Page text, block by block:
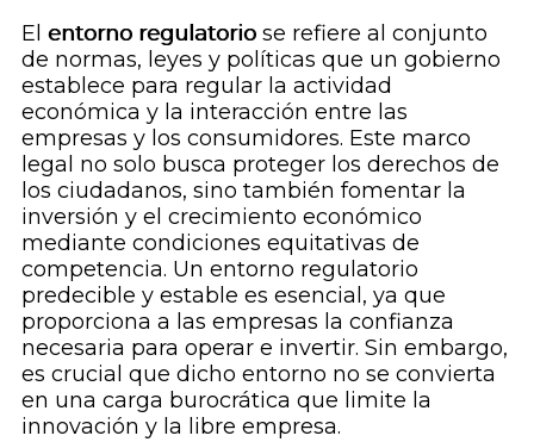
El entorno regulatoriose refiere al conjunto
de normas, leyes y políticas que un gobierno
establece para regular la actividad
económica y la interacción entre las
empresas y los consumidores. Este marco
legal no solo busca proteger los derechos de
los ciudadanos, sino también fomentar la
inversión y el crecimiento económico
mediante condiciones equitativas de
competencia. Un entorno regulatorio
predecible y estable es esencial, ya que
proporciona a las empresas la confianza
necesaria para operar e invertir. Sin embargo,
es crucial que dicho entorno no se convierta
en una carga burocrática que limite la
innovación y la libre empresa.